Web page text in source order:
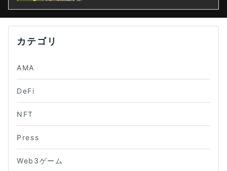
カテゴリ
AMA
DeFi
NFT
Press
Web3ゲーム